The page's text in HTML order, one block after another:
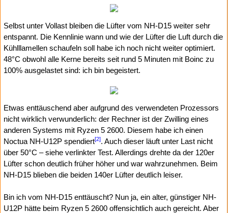
Selbst unter Vollast bleiben die Lüfter vom NH-D15 weiter sehr
entspannt. Die Kennlinie wann und wie der Lüfter die Luft durch die
Kühlllamellen schaufeln soll habe ich noch nicht weiter optimiert.
48°C obwohl alle Kerne bereits seit rund 5 Minuten mit Boinc zu
100% ausgelastet sind: ich bin begeistert.
Etwas enttäuschend aber aufgrund des verwendeten Prozessors
nicht wirklich verwunderlich: der Rechner ist der Zwilling eines
anderen Systems mit Ryzen 5 2600. Diesem habe ich einen
Noctua NH-U12P spendiert[2]. Auch dieser läuft unter Last nicht
über 50°C – siehe verlinkter Test. Allerdings drehte da der 120er
Lüfter schon deutlich früher höher und war wahrzunehmen. Beim
NH-D15 blieben die beiden 140er Lüfter deutlich leiser.
Bin ich vom NH-D15 enttäuscht? Nun ja, ein alter, günstiger NH-
U12P hätte beim Ryzen 5 2600 offensichtlich auch gereicht. Aber